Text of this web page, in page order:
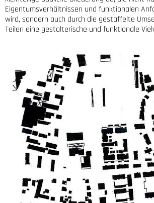
Eigentumsverhältnissen und funktionalen
wird, sondern auch durch die gestaffelte
Teilen eine gestalterische und funktionale